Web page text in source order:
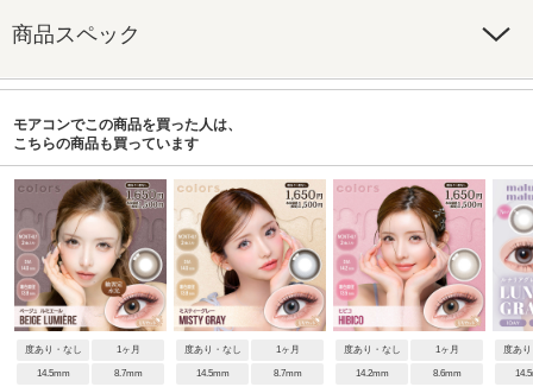
商品スペック
モアコンでこの商品を買った人は、
こちらの商品も買っています
度あり・なし 1ヶ月
14.5mm 8.7mm
度あり・なし 1ヶ月
14.5mm 8.7mm
度あり・なし 1ヶ月
14.2mm 8.6mm
度あ